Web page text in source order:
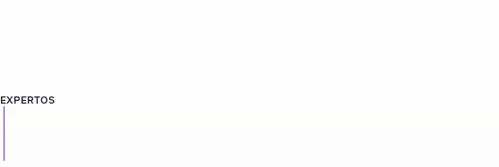
EXPERTOS